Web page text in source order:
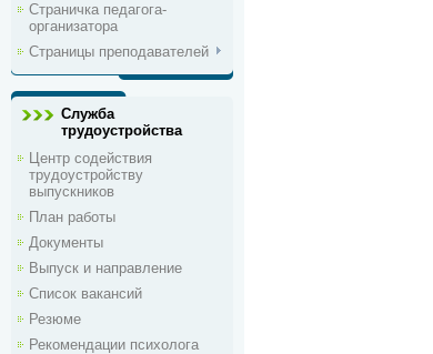
Страничка педагога-
организатора
Страницы преподавателей
Служба
трудоустройства
Центр содействия
трудоустройству
выпускников
План работы
Документы
Выпуск и направление
Список вакансий
Резюме
Рекомендации психолога